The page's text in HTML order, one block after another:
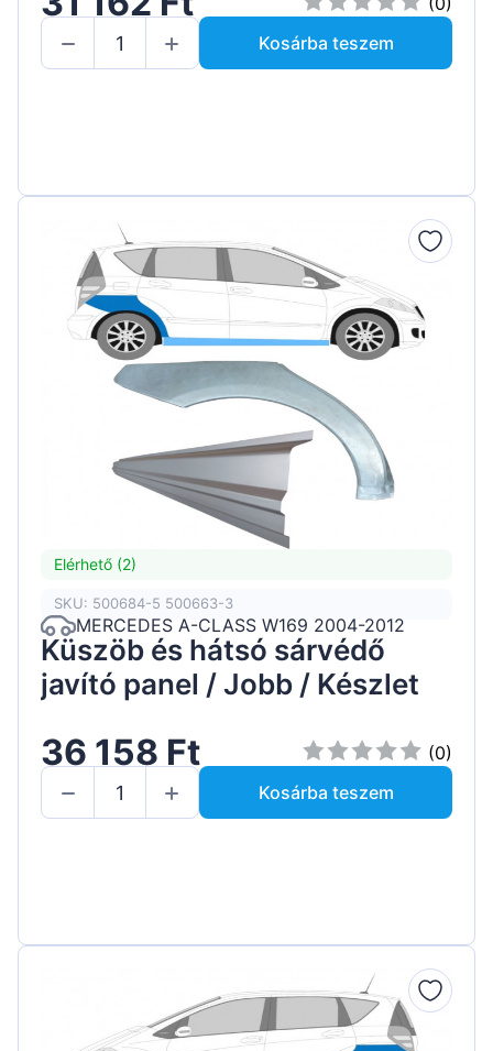
Kosárba teszem
Elérhető (2)
SKU: 500684-5 500663-3
MERCEDES A-CLASS W169 2004-2012
Küszöb és hátsó sárvédő
javító panel / Jobb / Készlet
36 158 Ft
(0)
Kosárba teszem